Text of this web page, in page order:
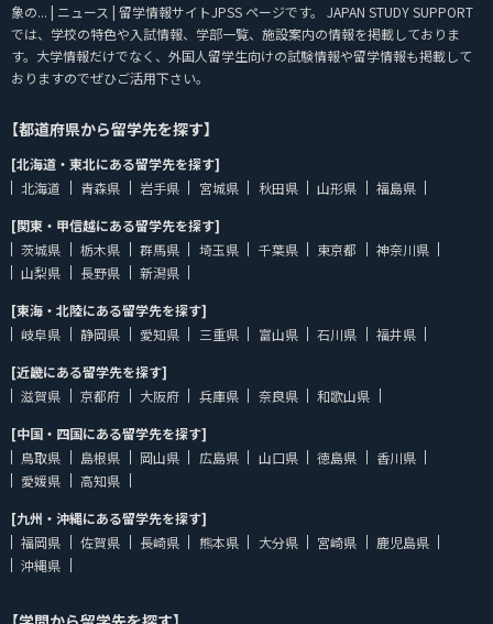
象の... | ニュース | 留学情報サイトJPSS ページです。 JAPAN STUDY SUPPORT
では、学校の特色や入試情報、学部一覧、施設案内の情報を掲載しておりま
す。大学情報だけでなく、外国人留学生向けの試験情報や留学情報も掲載して
おりますのでぜひご活用下さい。
【都道府県から留学先を探す】
[北海道・東北にある留学先を探す]
北海道
青森県 岩手県 宮城県 秋田県 山形県
福島県
[関東・甲信越にある留学先を探す]
茨城県
栃木県 群馬県 埼玉県 千葉県 東京都
神奈川県
山梨県
長野県
新潟県
[東海・北陸にある留学先を探す]
岐阜県
静岡県 愛知県 三重県 富山県 石川県
福井県
[近畿にある留学先を探す]
滋賀県
京都府 大阪府 兵庫県 奈良県
和歌山県
[中国・四国にある留学先を探す]
鳥取県
島根県 岡山県 広島県 山口県 徳島県
香川県
愛媛県
高知県
[九州・沖縄にある留学先を探す]
福岡県
佐賀県 長崎県 熊本県 大分県 宮崎県
鹿児島県
沖縄県